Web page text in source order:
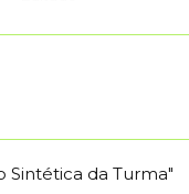
Sintética da Turma"